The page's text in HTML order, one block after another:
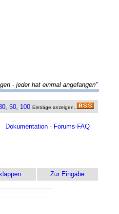
- jeder hat einmal angefangen"
, 50, 100 Einträge anzeigen.
Dokumentation - Forums-FAQ
Zur Eingabe